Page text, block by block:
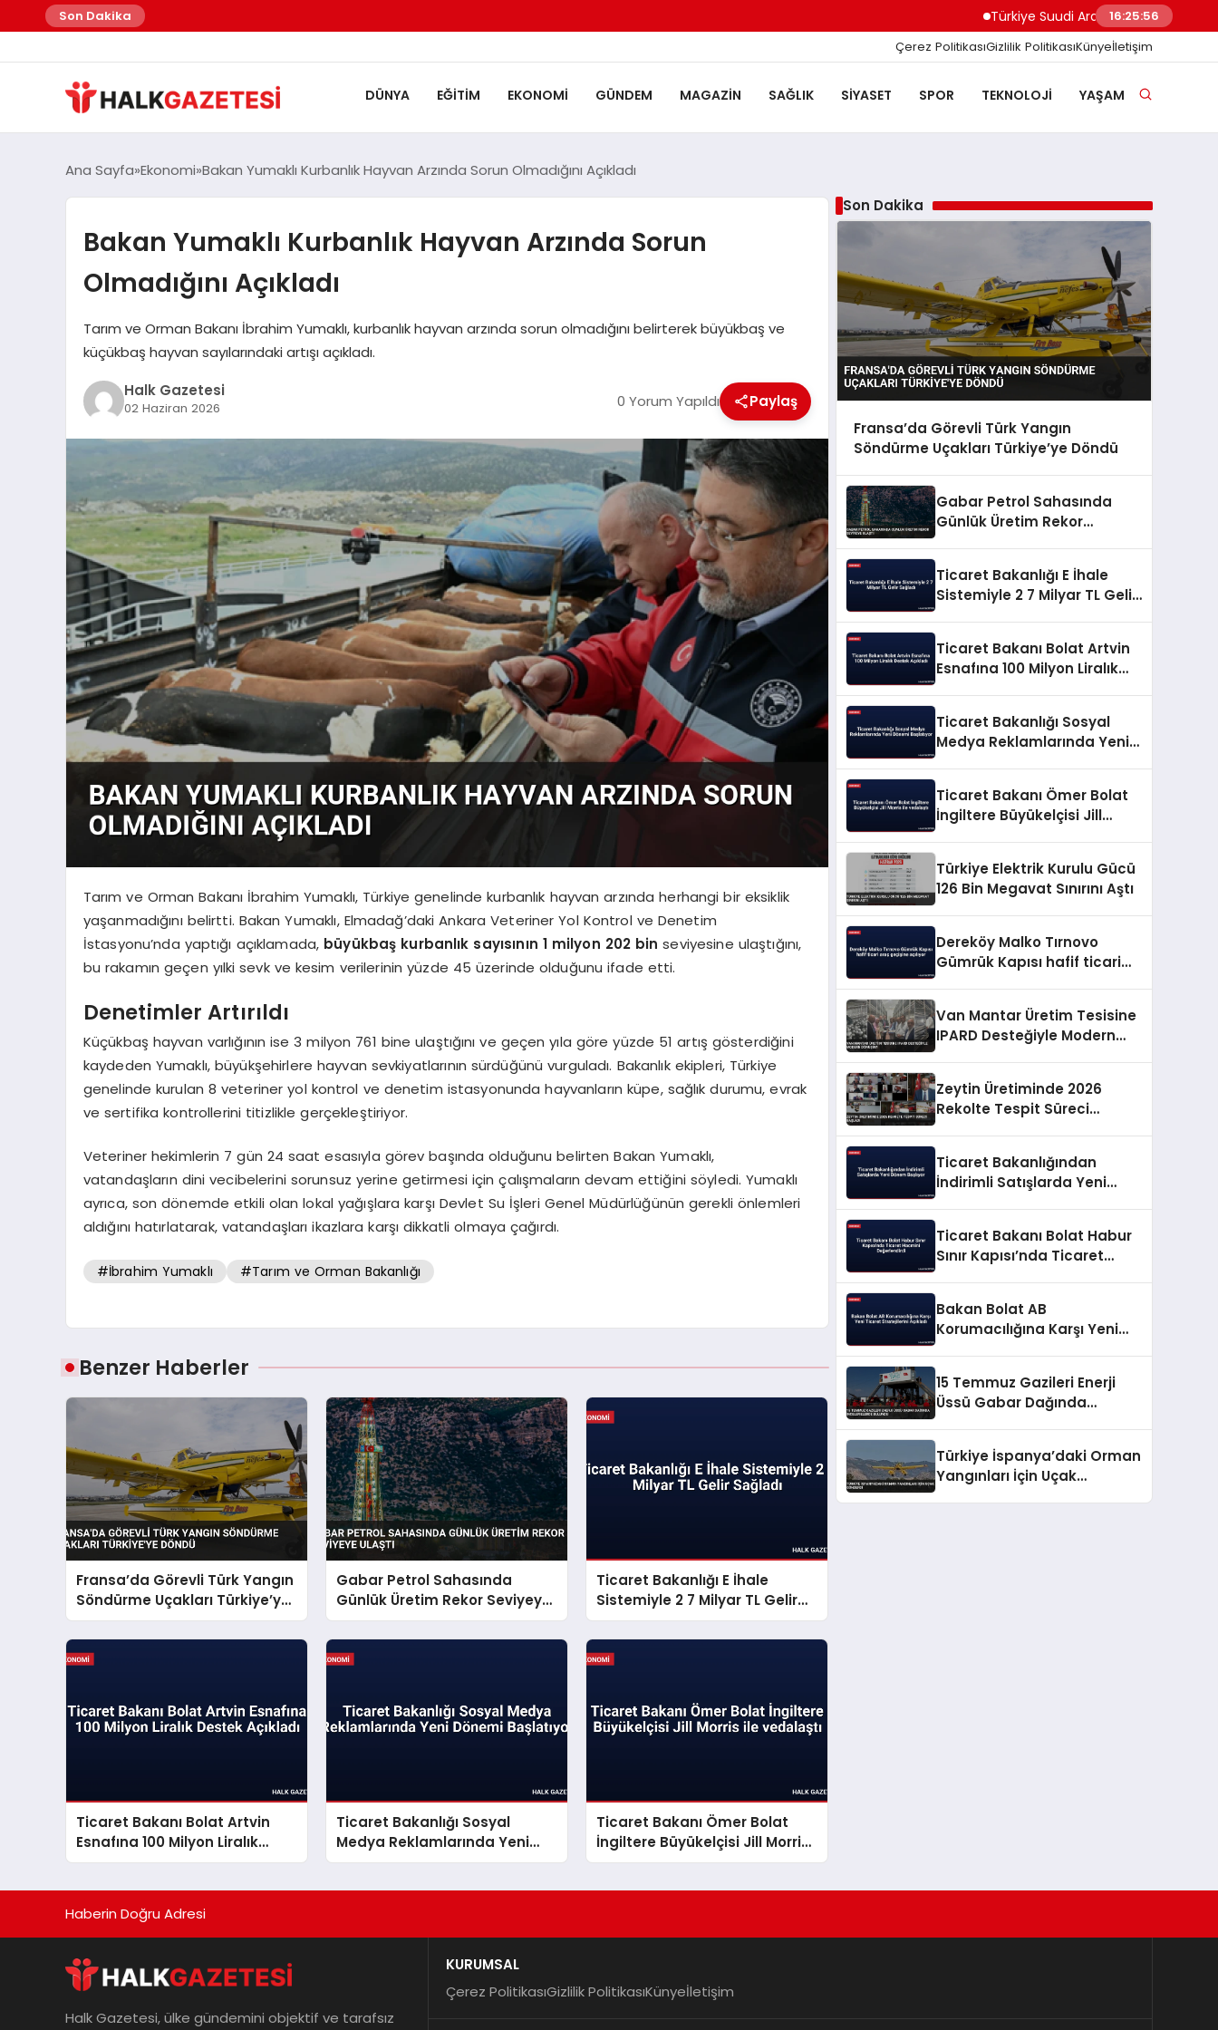
Son Dakika Türkiye Suudi Arabistan ve Pakistan
16:25:56
Çerez PolitikasıGizlilik PolitikasıKünyeİletişim
DÜNYA EĞITIM EKONOMI GÜNDEM MAGAZIN SAĞLIK SIYASET SPOR TEKNOLOJI YAŞAM
Ana Sayfa Ekonomi Bakan Yumaklı Kurbanlık Hayvan Arzında Sorun Olmadığını Açıkladı
Bakan Yumaklı Kurbanlık Hayvan Arzında Sorun
Olmadığını Açıkladı
Tarım ve Orman Bakanı İbrahim Yumaklı, kurbanlık hayvan arzında sorun olmadığını belirterek büyükbaş ve
küçükbaş hayvan sayılarındaki artışı açıkladı.
Halk Gazetesi
02 Haziran 2026 0 Yorum Yapıldı Paylaş
Tarım ve Orman Bakanı İbrahim Yumaklı, Türkiye genelinde kurbanlık hayvan arzında herhangi bir eksiklik
yaşanmadığını belirtti. Bakan Yumaklı, Elmadağ’daki Ankara Veteriner Yol Kontrol ve Denetim
İstasyonu’nda yaptığı açıklamada, büyükbaş kurbanlık sayısının 1 milyon 202 bin seviyesine ulaştığını,
bu rakamın geçen yılki sevk ve kesim verilerinin yüzde 45 üzerinde olduğunu ifade etti.
Denetimler Artırıldı
Küçükbaş hayvan varlığının ise 3 milyon 761 bine ulaştığını ve geçen yıla göre yüzde 51 artış gösterdiğini
kaydeden Yumaklı, büyükşehirlere hayvan sevkiyatlarının sürdüğünü vurguladı. Bakanlık ekipleri, Türkiye
genelinde kurulan 8 veteriner yol kontrol ve denetim istasyonunda hayvanların küpe, sağlık durumu, evrak
ve sertifika kontrollerini titizlikle gerçekleştiriyor.
Veteriner hekimlerin 7 gün 24 saat esasıyla görev başında olduğunu belirten Bakan Yumaklı,
vatandaşların dini vecibelerini sorunsuz yerine getirmesi için çalışmaların devam ettiğini söyledi. Yumaklı
ayrıca, son dönemde etkili olan lokal yağışlara karşı Devlet Su İşleri Genel Müdürlüğünün gerekli önlemleri
aldığını hatırlatarak, vatandaşları ikazlara karşı dikkatli olmaya çağırdı.
#İbrahim Yumaklı #Tarım ve Orman Bakanlığı
Benzer Haberler
Fransa’da Görevli Türk Yangın
Söndürme Uçakları Türkiye’ye
Döndü
Gabar Petrol Sahasında
Günlük Üretim Rekor Seviyeye
Ulaştı
Ticaret Bakanlığı E İhale
Sistemiyle 2 7 Milyar TL Gelir
Sağladı
Ticaret Bakanı Bolat Artvin
Esnafına 100 Milyon Liralık
Destek Açıkladı
Ticaret Bakanlığı Sosyal
Medya Reklamlarında Yeni
Dönemi Başlatıyor
Ticaret Bakanı Ömer Bolat
İngiltere Büyükelçisi Jill Morris
ile vedalaştı
Son Dakika
Fransa’da Görevli Türk Yangın
Söndürme Uçakları Türkiye’ye Döndü
Gabar Petrol Sahasında
Günlük Üretim Rekor
Ticaret Bakanlığı E İhale
Sistemiyle 2 7 Milyar TL Gelir
Ticaret Bakanı Bolat Artvin
Esnafına 100 Milyon Liralık
Ticaret Bakanlığı Sosyal
Medya Reklamlarında Yeni
Ticaret Bakanı Ömer Bolat
İngiltere Büyükelçisi Jill
Türkiye Elektrik Kurulu Gücü
126 Bin Megavat Sınırını Aştı
Dereköy Malko Tırnovo
Gümrük Kapısı hafif ticari
Van Mantar Üretim Tesisine
IPARD Desteğiyle Modern
Zeytin Üretiminde 2026
Rekolte Tespit Süreci
Ticaret Bakanlığından
İndirimli Satışlarda Yeni
Ticaret Bakanı Bolat Habur
Sınır Kapısı’nda Ticaret
Bakan Bolat AB
Korumacılığına Karşı Yeni
15 Temmuz Gazileri Enerji
Üssü Gabar Dağında
Türkiye İspanya’daki Orman
Yangınları İçin Uçak
Haberin Doğru Adresi
Halk Gazetesi, ülke gündemini objektif ve tarafsız
KURUMSAL
Çerez PolitikasıGizlilik PolitikasıKünyeİletişim